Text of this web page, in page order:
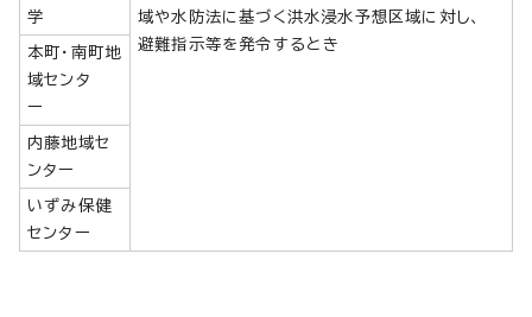
学
域や水防法に基づく洪水浸水予想区域に対し、
避難指示等を発令するとき
本町・南町地
域センタ
ー
内藤地域セ
ンター
いずみ保健
センター